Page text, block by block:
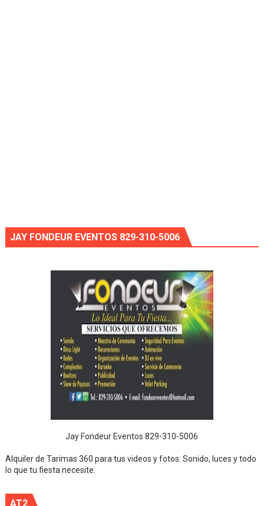
JAY FONDEUR EVENTOS 829-310-5006
Jay Fondeur Eventos 829-310-5006
Alquiler de Tarimas 360 para tus videos y fotos. Sonido, luces y todo
lo que tu fiesta necesite.
AT2